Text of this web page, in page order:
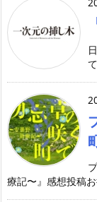
療記〜』感想投稿